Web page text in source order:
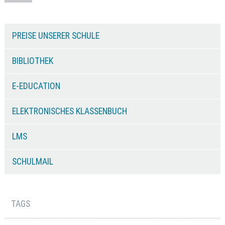
PREISE UNSERER SCHULE
BIBLIOTHEK
E-EDUCATION
ELEKTRONISCHES KLASSENBUCH
LMS
SCHULMAIL
TAGS